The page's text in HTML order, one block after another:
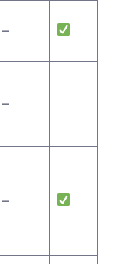
–
–
–